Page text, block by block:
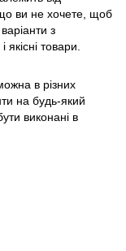
ви не хочете, щоб
з
товари.
в різних
на будь-який
виконані в